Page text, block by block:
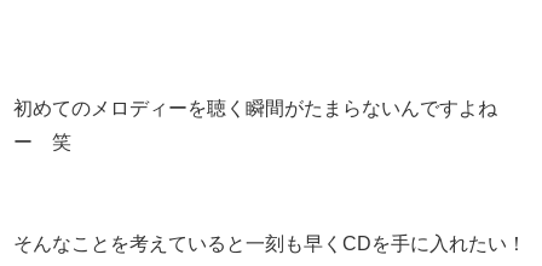
初めてのメロディーを聴く瞬間がたまらないんですよね
ー 笑
そんなことを考えていると一刻も早くCDを手に入れたい！